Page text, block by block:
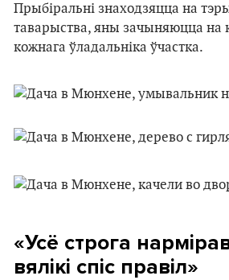
Прыбіральні знаходзяцца на
таварыства, яны зачыняюцца на
кожнага ўладальніка ўчастка.
«Усё строга
вялікі спіс правіл»